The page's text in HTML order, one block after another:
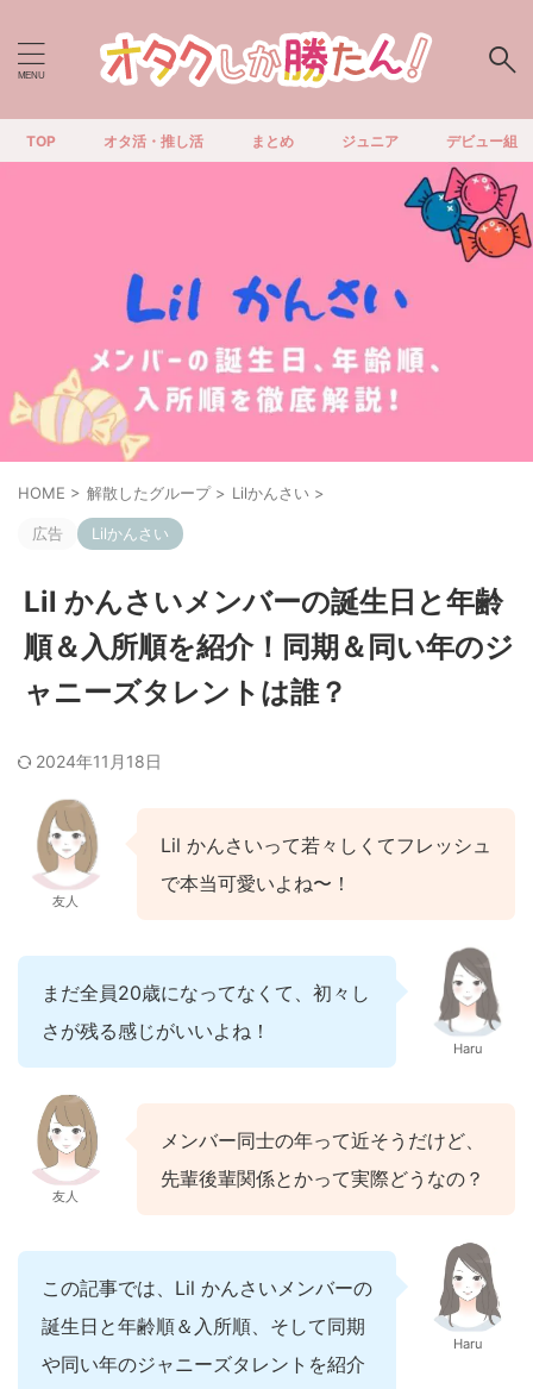
TOP オタ活・推し活 まとめ ジュニア デビュー組
HOME > 解散したグループ > Lilかんさい >
広告 Lilかんさい
Lil かんさいメンバーの誕生日と年齢
順＆入所順を紹介！同期＆同い年のジ
ャニーズタレントは誰？
2024年11月18日
友人
Lil かんさいって若々しくてフレッシュ
で本当可愛いよね〜！
まだ全員20歳になってなくて、初々し
さが残る感じがいいよね！
Haru
友人
メンバー同士の年って近そうだけど、
先輩後輩関係とかって実際どうなの？
この記事では、Lil かんさいメンバーの
誕生日と年齢順＆入所順、そして同期
や同い年のジャニーズタレントを紹介
Haru